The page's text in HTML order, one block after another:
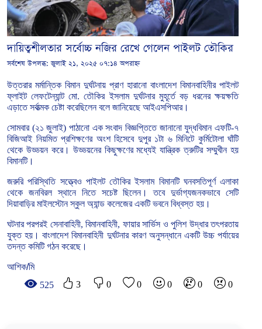
দায়িত্বশীলতার সর্বোচ্চ নজির রেখে গেলেন পাইলট তৌকির
সর্বশেষ উপলব্ধ:জুলাই ২১, ২০২৫ ০৭:১৪ অপরাহ্ন
উত্তরার মর্মান্তিক বিমান দুর্ঘটনায় প্রাণ হারানো বাংলাদেশ বিমানবাহিনীর পাইলট
ফ্লাইট লেফটেন্যান্ট মো.তৌকির ইসলাম দুর্ঘটনার মুহূর্তে বড় ধরনের ক্ষয়ক্ষতি
এড়াতে সর্বাত্মক চেষ্টা করেছিলেন বলে জানিয়েছে আইএসপিআর।
সোমবার(২১ জুলাই)পাঠানো এক সংবাদ বিজ্ঞপ্তিতে জানানো যুদ্ধবিমান এফটি-৭
বিজিআই নিয়মিত প্রশিক্ষণের অংশ হিসেবে দুপুর ১টা ৬ মিনিটে কুর্মিটোলা ঘাঁটি
থেকে উড্ডয়ন করে। উড্ডয়নের কিছুক্ষণের মধ্যেই যান্ত্রিক ত্রুটির সম্মুখীন হয়
বিমানটি।
জরুরি পরিস্থিতি সত্ত্বেও পাইলট তৌকির ইসলাম বিমানটি ঘনবসতিপূর্ণ এলাকা
থেকে জনবিরল স্থানে নিতে সচেষ্ট ছিলেন। তবে দুর্ভাগ্যজনকভাবে সেটি
দিয়াবাড়ির মাইলস্টোন স্কুল অ্যান্ড কলেজের একটি ভবনে বিধ্বস্ত হয়।
ঘটনার পরপরই সেনাবাহিনী,বিমানবাহিনী, ফায়ার সার্ভিস ও পুলিশ উদ্ধার তৎপরতায়
যুক্ত হয়। বাংলাদেশ বিমানবাহিনী দুর্ঘটনার কারণ অনুসন্ধানে একটি উচ্চ পর্যায়ের
তদন্ত কমিটি গঠন করেছে।
আশিক/মি
525 3 0 0 0 0 0